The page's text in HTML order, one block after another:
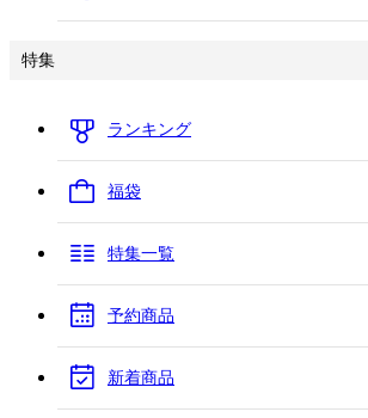
特集
ランキング
福袋
特集一覧
予約商品
新着商品